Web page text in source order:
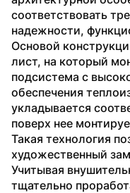
соответствовать
надежности,
Основой
лист, на который
подсистема с
обеспечения
укладывается
поверх нее
Такая технология
художественный
Учитывая
тщательно